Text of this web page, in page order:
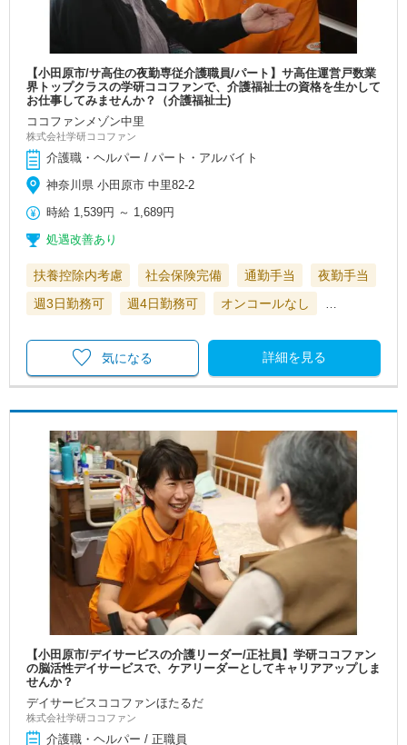
【小田原市/サ高住の夜勤専従介護職員/パート】サ高住運営戸数業
界トップクラスの学研ココファンで、介護福祉士の資格を生かして
お仕事してみませんか？（介護福祉士)
ココファンメゾン中里
株式会社学研ココファン
介護職・ヘルパー / パート・アルバイト
神奈川県 小田原市 中里82-2
時給 1,539円 ～ 1,689円
処遇改善あり
扶養控除内考慮 社会保険完備 通勤手当
夜勤手当
週3日勤務可
週4日勤務可 オンコールなし
詳細を見る
気になる
【小田原市/デイサービスの介護リーダー/正社員】学研ココファン
の脳活性デイサービスで、ケアリーダーとしてキャリアアップしま
せんか？
デイサービスココファンほたるだ
株式会社学研ココファン
介護職・ヘルパー / 正職員